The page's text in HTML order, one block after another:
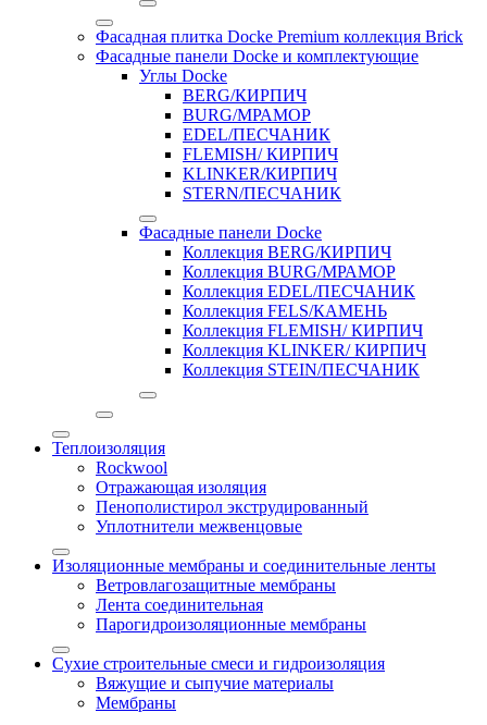
Фасадная плитка Docke Premium коллекция Brick
Фасадные панели Docke и комплектующие
Углы Docke
BERG/КИРПИЧ
BURG/МРАМОР
EDEL/ПЕСЧАНИК
FLEMISH/ КИРПИЧ
KLINKER/КИРПИЧ
STERN/ПЕСЧАНИК
Фасадные панели Docke
Коллекция BERG/КИРПИЧ
Коллекция BURG/МРАМОР
Коллекция EDEL/ПЕСЧАНИК
Коллекция FELS/КАМЕНЬ
Коллекция FLEMISH/ КИРПИЧ
Коллекция KLINKER/ КИРПИЧ
Коллекция STEIN/ПЕСЧАНИК
Теплоизоляция
Rockwool
Отражающая изоляция
Пенополистирол экструдированный
Уплотнители межвенцовые
Изоляционные мембраны и соединительные ленты
Ветровлагозащитные мембраны
Лента соединительная
Парогидроизоляционные мембраны
Сухие строительные смеси и гидроизоляция
Вяжущие и сыпучие материалы
Мембраны